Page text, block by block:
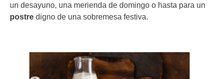
un desayuno, una merienda de domingo o hasta para un
postre digno de una sobremesa festiva.